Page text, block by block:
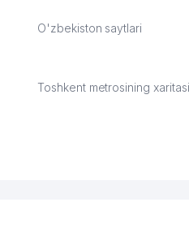
O'zbekiston saytlari
Toshkent metrosining xaritasi